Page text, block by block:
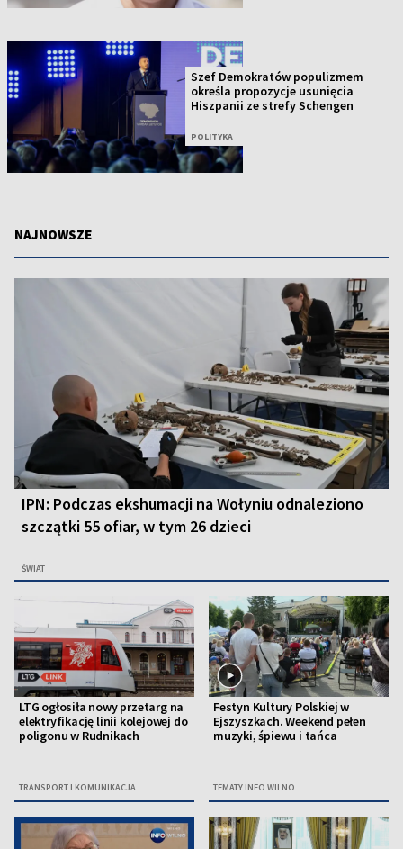
Szef Demokratów populizmem
określa propozycje usunięcia
Hiszpanii ze strefy Schengen
POLITYKA
NAJNOWSZE
IPN: Podczas ekshumacji na Wołyniu odnaleziono
szczątki 55 ofiar, w tym 26 dzieci
ŚWIAT
LTG ogłosiła nowy przetarg na
elektryfikację linii kolejowej do
poligonu w Rudnikach
TRANSPORT I KOMUNIKACJA
Festyn Kultury Polskiej w
Ejszyszkach. Weekend pełen
muzyki, śpiewu i tańca
TEMATY INFO WILNO